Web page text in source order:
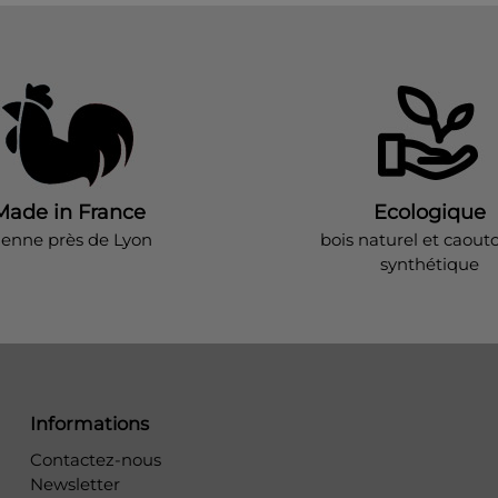
in France
près de Lyon
Ecologique
bois naturel et
synthétique
Informations
Contactez-nous
Newsletter